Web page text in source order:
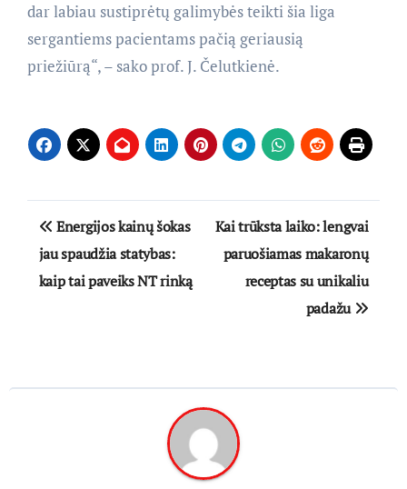
dar labiau sustiprėtų galimybės teikti šia liga
sergantiems pacientams pačią geriausią
priežiūrą“, – sako prof. J. Čelutkienė.
Navigacija
tarp
įrašų
Energijos kainų šokas
jau spaudžia statybas:
kaip tai paveiks NT rinką
Kai trūksta laiko: lengvai
paruošiamas makaronų
receptas su unikaliu
padažu